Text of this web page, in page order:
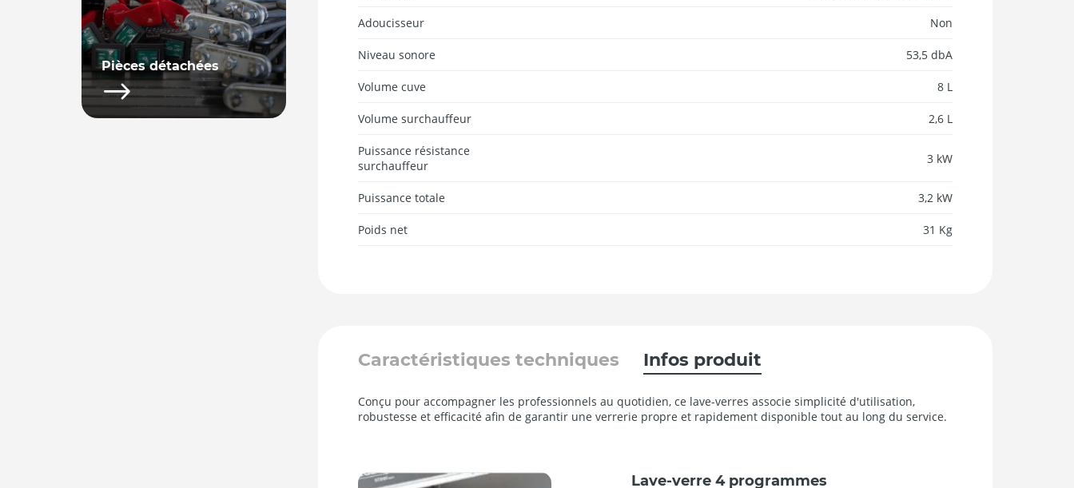
Pièces détachées
Adoucisseur Non
Niveau sonore 53,5 dbA
Volume cuve 8 L
Volume surchauffeur 2,6 L
Puissance résistance
surchauffeur
3 kW
Puissance totale 3,2 kW
Poids net 31 Kg
Caractéristiques techniques Infos produit
Conçu pour accompagner les professionnels au quotidien, ce lave-verres associe simplicité d'utilisation,
robustesse et efficacité afin de garantir une verrerie propre et rapidement disponible tout au long du service.
Lave-verre 4 programmes